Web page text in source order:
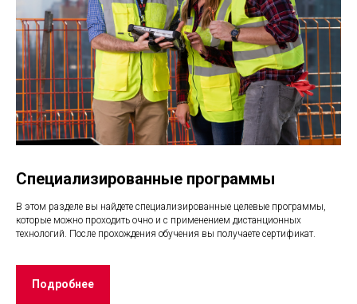
Cпециализированные программы
В этом разделе вы найдете специализированные целевые программы,
которые можно проходить очно и с применением дистанционных
технологий. После прохождения обучения вы получаете сертификат.
Подробнее